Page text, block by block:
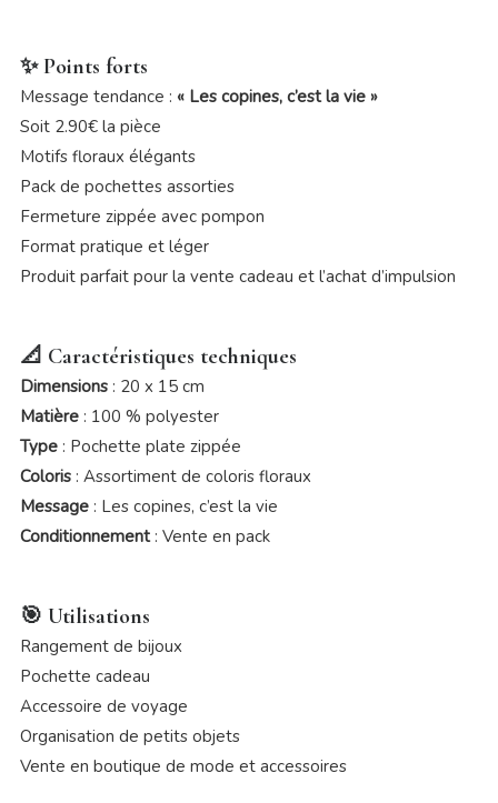
✨ Points forts
Message tendance : « Les copines, c’est la vie »
Soit 2.90€ la pièce
Motifs floraux élégants
Pack de pochettes assorties
Fermeture zippée avec pompon
Format pratique et léger
Produit parfait pour la vente cadeau et l’achat d’impulsion
📐 Caractéristiques techniques
Dimensions: 20 x 15 cm
Matière: 100 % polyester
Type: Pochette plate zippée
Coloris: Assortiment de coloris floraux
Message: Les copines, c’est la vie
Conditionnement: Vente en pack
🎯 Utilisations
Rangement de bijoux
Pochette cadeau
Accessoire de voyage
Organisation de petits objets
Vente en boutique de mode et accessoires